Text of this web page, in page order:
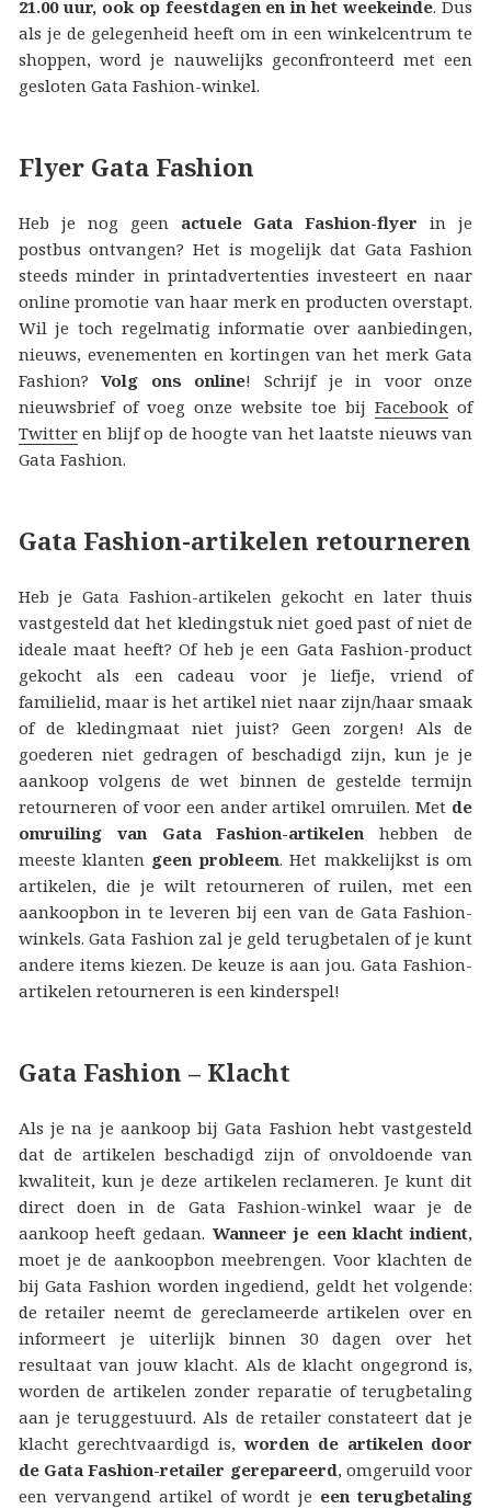
21.00 uur, ook op feestdagen en in het weekeinde. Dus
als je de gelegenheid heeft om in een winkelcentrum te
shoppen, word je nauwelijks geconfronteerd met een
gesloten Gata Fashion-winkel.
Flyer Gata Fashion
Heb je nog geen actuele Gata Fashion-flyer in je
postbus ontvangen? Het is mogelijk dat Gata Fashion
steeds minder in printadvertenties investeert en naar
online promotie van haar merk en producten overstapt.
Wil je toch regelmatig informatie over aanbiedingen,
nieuws, evenementen en kortingen van het merk Gata
Fashion?Volg ons online! Schrijf je in voor onze
nieuwsbrief of voeg onze website toe bijFacebook of
Twitteren blijf op de hoogte van het laatste nieuws van
Gata Fashion.
Gata Fashion-artikelen retourneren
Heb je Gata Fashion-artikelen gekocht en later thuis
vastgesteld dat het kledingstuk niet goed past of niet de
ideale maat heeft? Of heb je een Gata Fashion-product
gekocht als een cadeau voor je liefje, vriend of
familielid, maar is het artikel niet naar zijn/haar smaak
of de kledingmaat niet juist? Geen zorgen! Als de
goederen niet gedragen of beschadigd zijn, kun je je
aankoop volgens de wet binnen de gestelde termijn
retourneren of voor een ander artikel omruilen. Met de
omruiling van Gata Fashion-artikelen hebben de
meeste klanten geen probleem. Het makkelijkst is om
artikelen, die je wilt retourneren of ruilen, met een
aankoopbon in te leveren bij een van de Gata Fashion-
winkels. Gata Fashion zal je geld terugbetalen of je kunt
andere items kiezen. De keuze is aan jou. Gata Fashion-
artikelen retourneren is een kinderspel!
Gata Fashion – Klacht
Als je na je aankoop bij Gata Fashion hebt vastgesteld
dat de artikelen beschadigd zijn of onvoldoende van
kwaliteit, kun je deze artikelen reclameren. Je kunt dit
direct doen in de Gata Fashion-winkel waar je de
aankoop heeft gedaan. Wanneer je een klacht indient,
moet je de aankoopbon meebrengen. Voor klachten de
bij Gata Fashion worden ingediend, geldt het volgende:
de retailer neemt de gereclameerde artikelen over en
informeert je uiterlijk binnen 30 dagen over het
resultaat van jouw klacht. Als de klacht ongegrond is,
worden de artikelen zonder reparatie of terugbetaling
aan je teruggestuurd. Als de retailer constateert dat je
klacht gerechtvaardigd is, worden de artikelen door
de Gata Fashion-retailer gerepareerd, omgeruild voor
een vervangend artikel of wordt je een terugbetaling